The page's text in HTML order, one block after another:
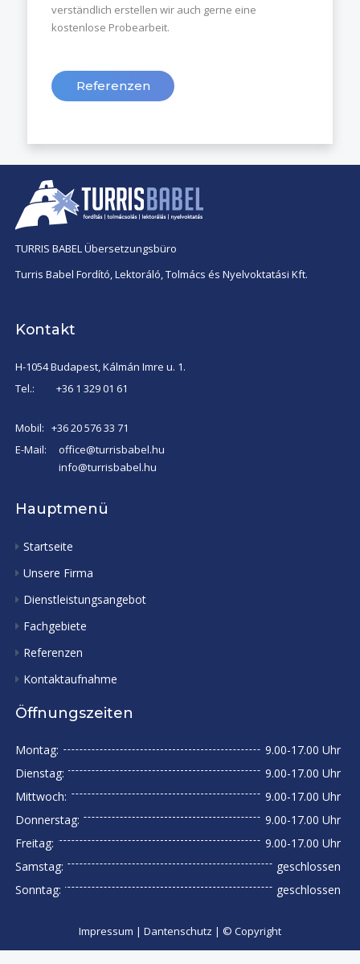
verständlich erstellen wir auch gerne eine
kostenlose Probearbeit.
Referenzen
TURRIS BABEL Übersetzungsbüro
Turris Babel Fordító, Lektoráló, Tolmács és Nyelvoktatási Kft.
Kontakt
H-1054 Budapest, Kálmán Imre u. 1.
Tel.:
+36 1 329 01 61
Mobil: +36 20 576 33 71
E-Mail:
office@turrisbabel.hu
info@turrisbabel.hu
Hauptmenü
Startseite
Unsere Firma
Dienstleistungsangebot
Fachgebiete
Referenzen
Kontaktaufnahme
Öffnungszeiten
Montag:
9.00-17.00 Uhr
Dienstag:
9.00-17.00 Uhr
Mittwoch:
9.00-17.00 Uhr
Donnerstag:
9.00-17.00 Uhr
Freitag:
9.00-17.00 Uhr
Samstag:
geschlossen
Sonntag:
geschlossen
Impressum | Dantenschutz | © Copyright